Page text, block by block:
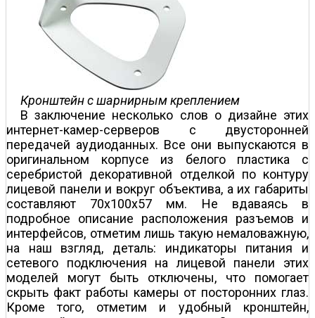
Кронштейн с шарнирным креплением
В заключение несколько слов о дизайне этих
интернет-камер-серверов с двусторонней
передачей аудиоданных. Все они выпускаются в
оригинальном корпусе из белого пластика с
серебристой декоративной отделкой по контуру
лицевой панели и вокруг объектива, а их габариты
составляют 70x100x57 мм. Не вдаваясь в
подробное описание расположения разъемов и
интерфейсов, отметим лишь такую немаловажную,
на наш взгляд, деталь: индикаторы питания и
сетевого подключения на лицевой панели этих
моделей могут быть отключены, что помогает
скрыть факт работы камеры от посторонних глаз.
Кроме того, отметим и удобный кронштейн,